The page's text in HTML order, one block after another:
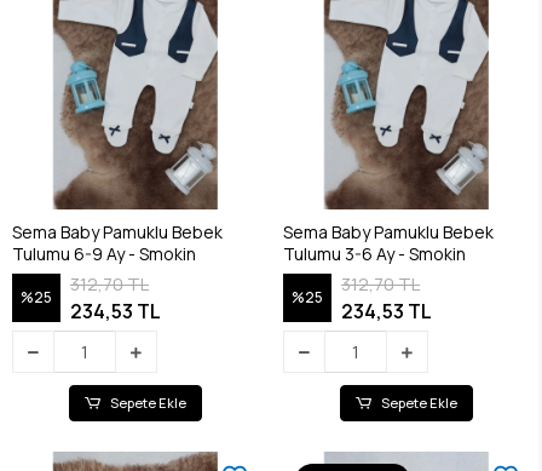
Sema Baby Pamuklu Bebek
Tulumu 6-9 Ay - Smokin
%25
312,70 TL
234,53 TL
Sepete Ekle
Sema Baby Pamuklu Bebek
Tulumu 3-6 Ay - Smokin
%25
312,70 TL
234,53 TL
Sepete Ekle